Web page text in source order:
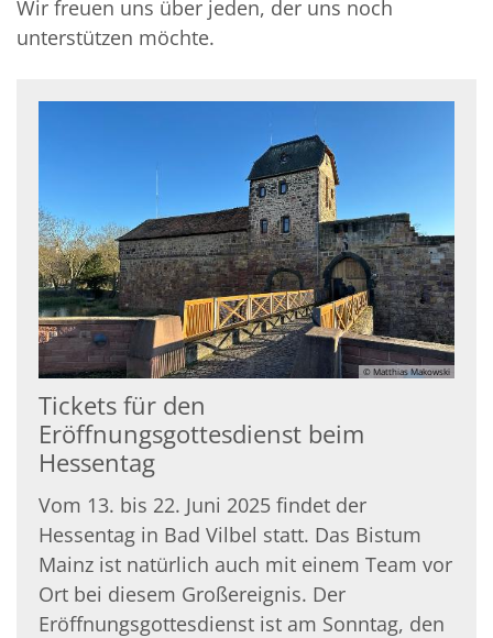
Wir freuen uns über jeden, der uns noch
unterstützen möchte.
© Matthias Makowski
Tickets für den
Eröffnungsgottesdienst beim
Hessentag
Vom 13. bis 22. Juni 2025 findet der
Hessentag in Bad Vilbel statt. Das Bistum
Mainz ist natürlich auch mit einem Team vor
Ort bei diesem Großereignis. Der
Eröffnungsgottesdienst ist am Sonntag, den